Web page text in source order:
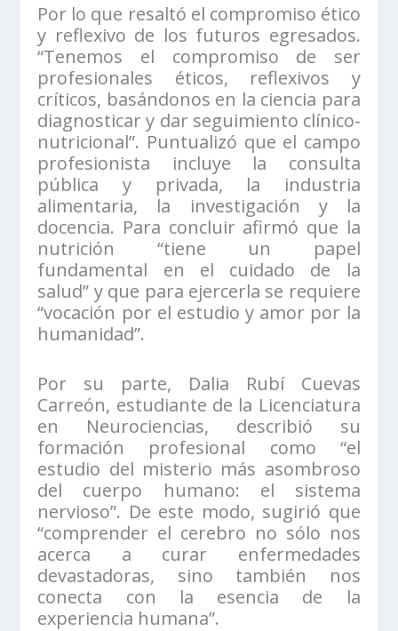
Por lo que resaltó el compromiso ético
y reflexivo de los futuros egresados.
“Tenemos el compromiso de ser
profesionales éticos, reflexivos y
críticos, basándonos en la ciencia para
diagnosticar y dar seguimiento clínico-
nutricional”. Puntualizó que el campo
profesionista incluye la consulta
pública y privada, la industria
alimentaria, la investigación y la
docencia. Para concluir afirmó que la
nutrición “tiene un papel
fundamental en el cuidado de la
salud” y que para ejercerla se requiere
“vocación por el estudio y amor por la
humanidad”.
Por su parte, Dalia Rubí Cuevas
Carreón, estudiante de la Licenciatura
en Neurociencias, describió su
formación profesional como “el
estudio del misterio más asombroso
del cuerpo humano: el sistema
nervioso”. De este modo, sugirió que
“comprender el cerebro no sólo nos
acerca a curar enfermedades
devastadoras, sino también nos
conecta con la esencia de la
experiencia humana”.